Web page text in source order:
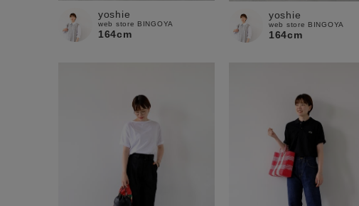
yoshie
web store BINGOYA
164cm
yoshie
web store BINGOYA
164cm